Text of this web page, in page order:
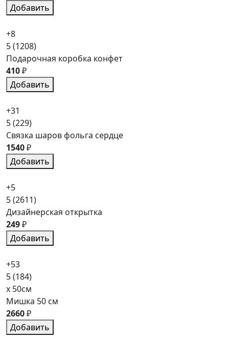
Добавить
+8
5(1208)
Подарочная коробка конфет
410₽
Добавить
+31
5(229)
Связка шаров фольга сердце
1540₽
Добавить
+5
5(2611)
Дизайнерская открытка
249₽
Добавить
+53
5(184)
x 50см
Мишка 50 см
2660₽
Добавить